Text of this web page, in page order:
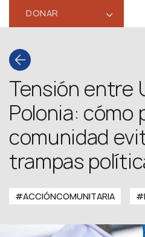
DONAR ‹
Tensión entre
Polonia: cómo
comunidad
trampas
#ACCIÓNCOMUNITARIA